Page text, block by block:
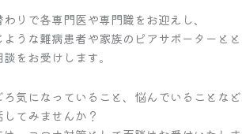
わりで各専門医や専門職をお迎えし、
ような難病患者や家族のピアサポーターとと
談をお受けします。
ろ気になっていること、悩んでいることなど
してみませんか？